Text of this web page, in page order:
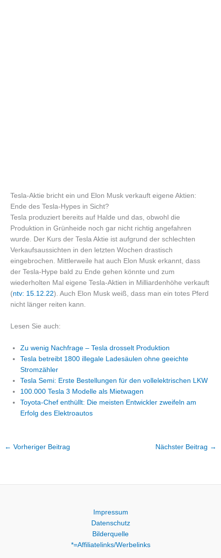
Tesla-Aktie bricht ein und Elon Musk verkauft eigene Aktien:
Ende des Tesla-Hypes in Sicht?
Tesla produziert bereits auf Halde und das, obwohl die
Produktion in Grünheide noch gar nicht richtig angefahren
wurde. Der Kurs der Tesla Aktie ist aufgrund der schlechten
Verkaufsaussichten in den letzten Wochen drastisch
eingebrochen. Mittlerweile hat auch Elon Musk erkannt, dass
der Tesla-Hype bald zu Ende gehen könnte und zum
wiederholten Mal eigene Tesla-Aktien in Milliardenhöhe verkauft
(ntv: 15.12.22). Auch Elon Musk weiß, dass man ein totes Pferd
nicht länger reiten kann.
Lesen Sie auch:
Zu wenig Nachfrage – Tesla drosselt Produktion
Tesla betreibt 1800 illegale Ladesäulen ohne geeichte
Stromzähler
Tesla Semi: Erste Bestellungen für den vollelektrischen LKW
100.000 Tesla 3 Modelle als Mietwagen
Toyota-Chef enthüllt: Die meisten Entwickler zweifeln am
Erfolg des Elektroautos
← Vorheriger Beitrag Nächster Beitrag →
Impressum
Datenschutz
Bilderquelle
*=Affiliatelinks/Werbelinks